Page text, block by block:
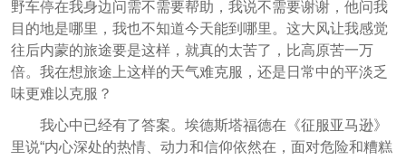
野车停在我身边问需不需要帮助，我说不需要谢谢，他问我
目的地是哪里，我也不知道今天能到哪里。这大风让我感觉
往后内蒙的旅途要是这样，就真的太苦了，比高原苦一万
倍。我在想旅途上这样的天气难克服，还是日常中的平淡乏
味更难以克服？
我心中已经有了答案。埃德斯塔福德在《征服亚马逊》
里说“内心深处的热情、动力和信仰依然在，面对危险和糟糕